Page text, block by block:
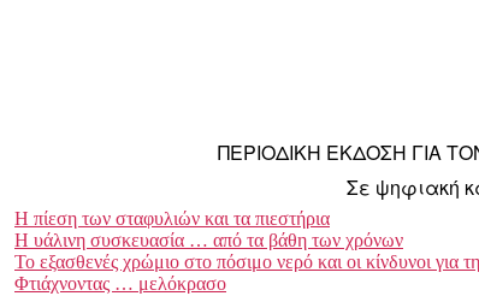
ΠΕΡΙΟΔΙΚΗ ΕΚΔΟΣΗ ΓΙΑ
Σε ψηφιακή
Η πίεση των σταφυλιών και τα πιεστήρια
Η υάλινη συσκευασία … από τα βάθη των χρόνων
Το εξασθενές χρώμιο στο πόσιμο νερό και οι κίνδυνοι για
Φτιάχνοντας … μελόκρασο